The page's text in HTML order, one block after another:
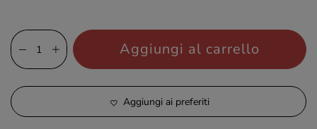
Aggiungi al carrello
Aggiungi ai preferiti